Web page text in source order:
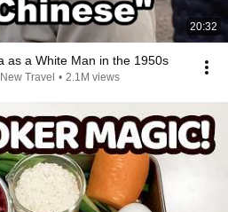
20:32
as a White Man in the 1950s
Travel • 2.1M views